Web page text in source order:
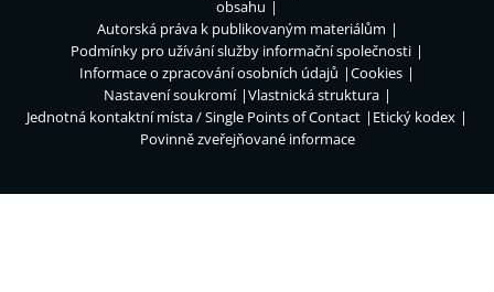
obsahu
Autorská práva k publikovaným materiálům
Podmínky pro užívání služby informační společnosti
Informace o zpracování osobních údajů
Cookies
Nastavení soukromí
Vlastnická struktura
Jednotná kontaktní místa / Single Points of Contact
Etický kodex
Povinně zveřejňované informace